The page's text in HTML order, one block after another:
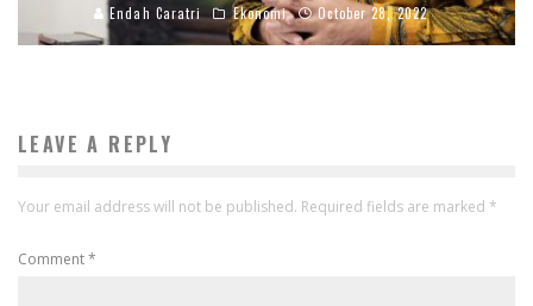
Endah Caratri Ekonomi October 28, 2022
LEAVE A REPLY
Your email address will not be published. Required fields are marked *
Comment*